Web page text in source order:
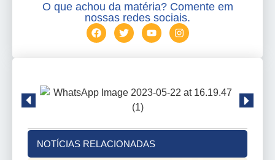
O que achou da matéria? Comente em
nossas redes sociais.
NOTÍCIAS RELACIONADAS